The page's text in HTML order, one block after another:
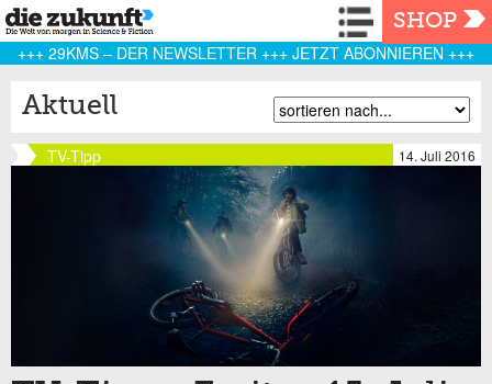
Navigation
SHOP
+++ 29KMS – DER NEWSLETTER +++ JETZT ABONNIEREN +++
Aktuell
TV-Tipp 14. Juli 2016